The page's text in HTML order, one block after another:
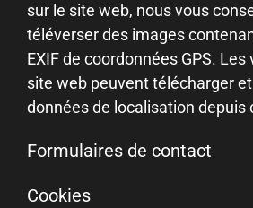
sur le site web, nous vous
téléverser des images
EXIF de coordonnées GPS.
site web peuvent télécharger
données de localisation depuis
Formulaires de contact
Cookies